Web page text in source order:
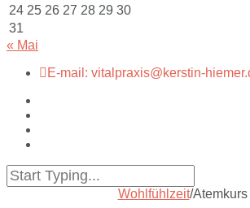
24 25 26 27 28 29 30
31
« Mai
E-mail: vitalpraxis@kerstin-
Wohlfühlzeit/Atemkurs